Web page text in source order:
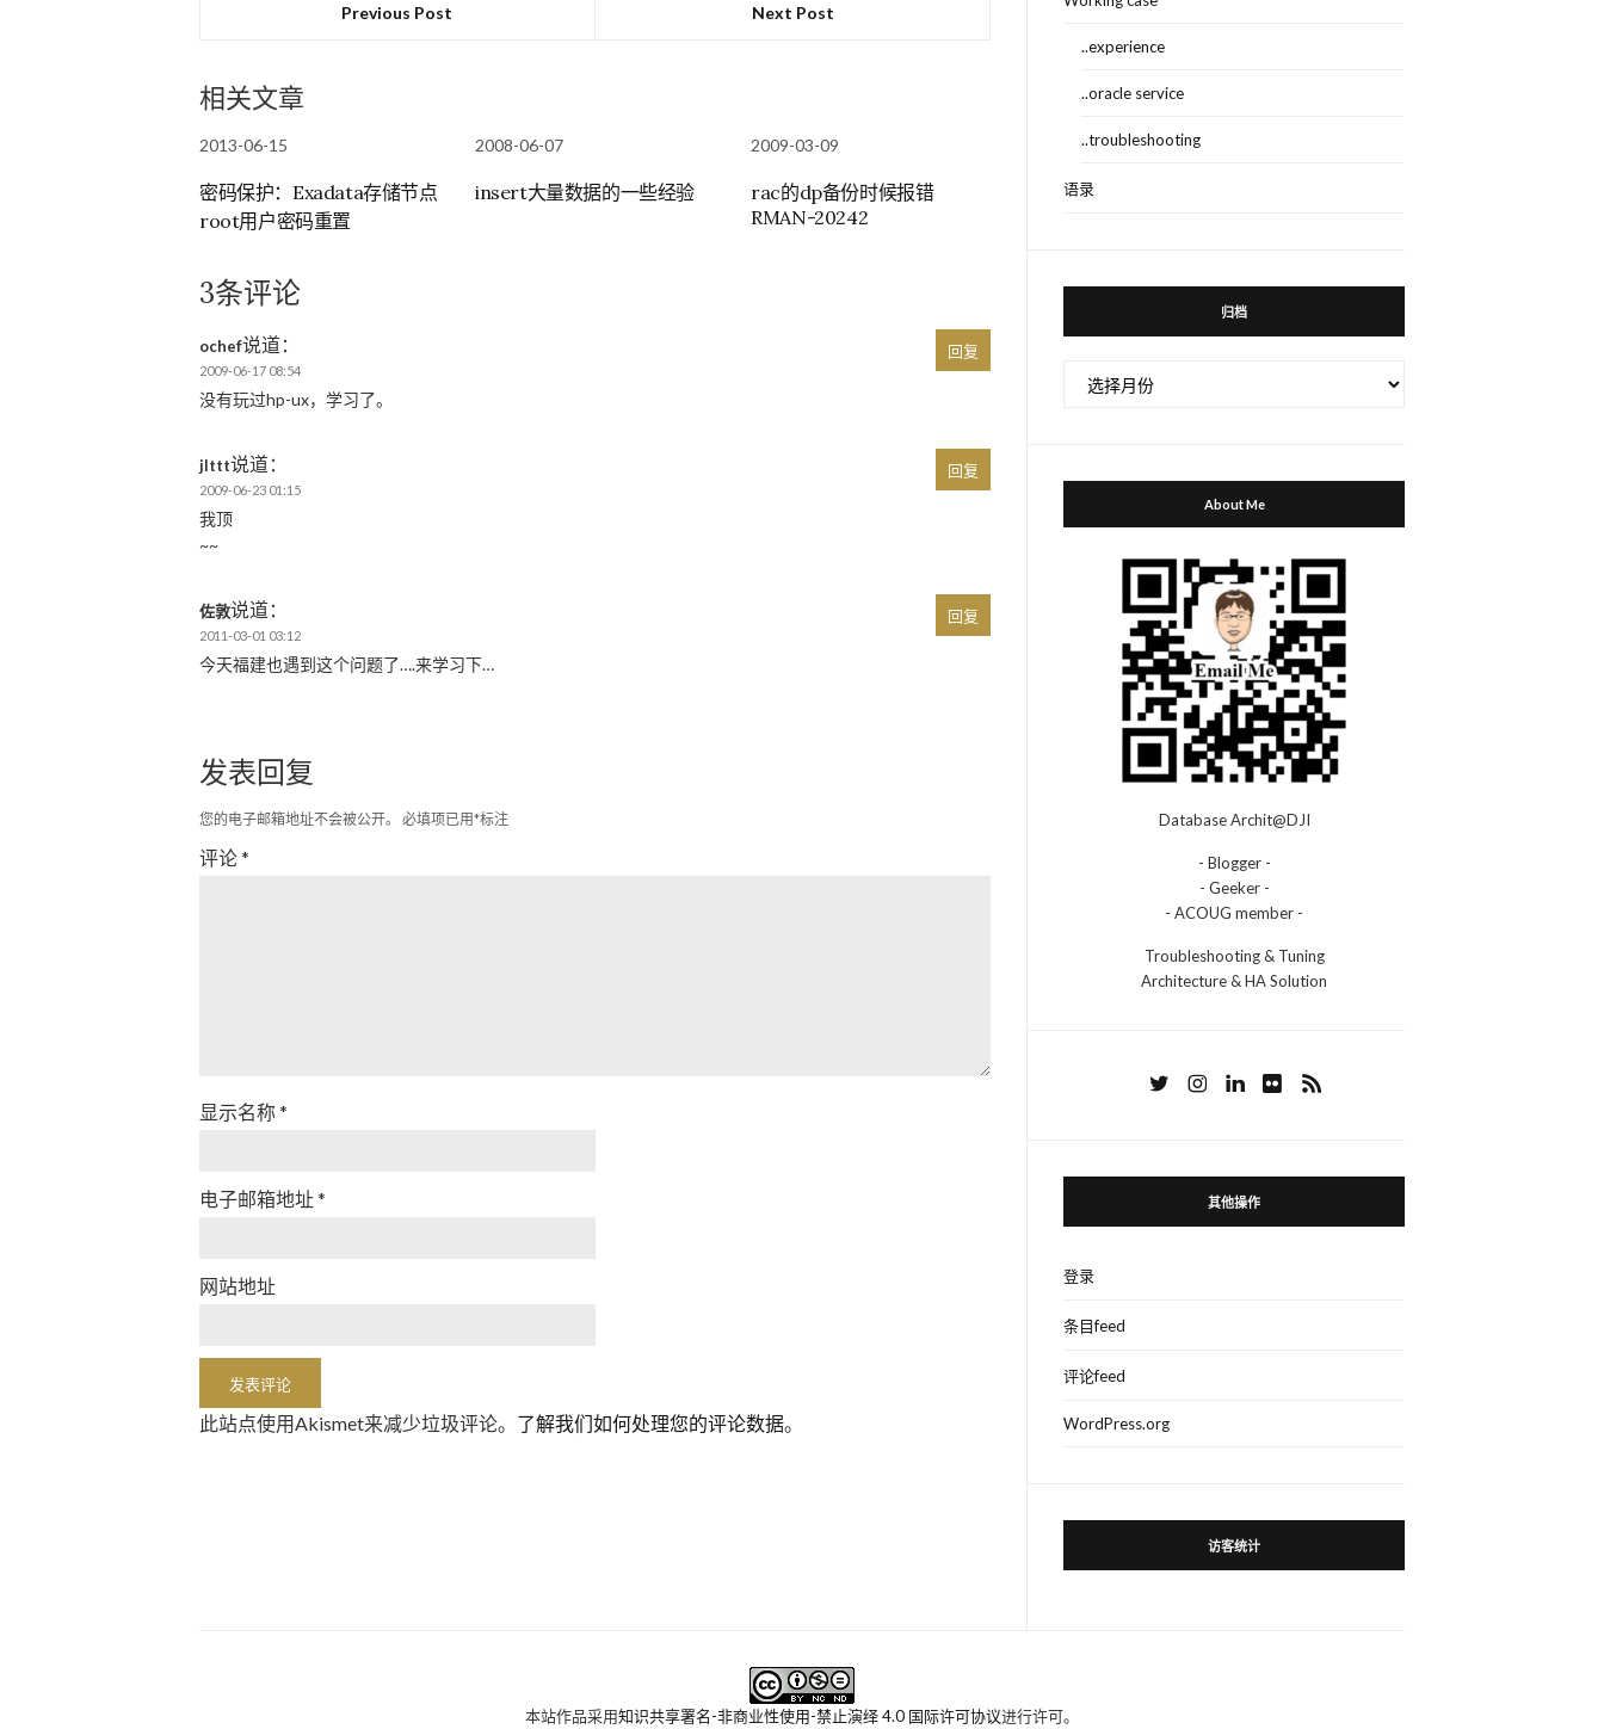
Previous Post Next Post
相关文章
2013-06-15
密码保护：Exadata存储节点
root用户密码重置
2008-06-07
insert大量数据的一些经验
2009-03-09
rac的dp备份时候报错
RMAN-20242
3条评论
ochef说道：
2009-06-17 08:54
没有玩过hp-ux，学习了。
回复
jlttt说道：
2009-06-23 01:15
我顶
~~
回复
佐敦说道：
2011-03-01 03:12
今天福建也遇到这个问题了….来学习下…
回复
发表回复
您的电子邮箱地址不会被公开。 必填项已用*标注
评论*
显示名称*
电子邮箱地址*
网站地址
此站点使用Akismet来减少垃圾评论。 了解我们如何处理您的评论数据。
..experience
..oracle service
..troubleshooting
语录
归档
About Me
Database Archit@DJI
- Blogger -
- Geeker -
- ACOUG member -
Troubleshooting & Tuning
Architecture & HA Solution
其他操作
登录
条目feed
评论feed
WordPress.org
访客统计
本站作品采用知识共享署名-非商业性使用-禁止演绎 4.0 国际许可协议进行许可。